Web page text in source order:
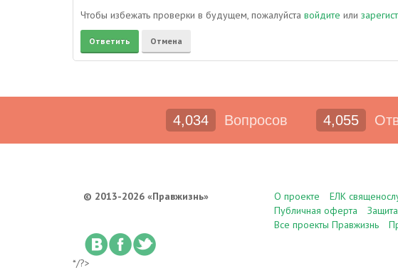
Чтобы избежать проверки в будущем, пожалуйста войдите или
4,034 Вопросов 4,055
© 2013-2026 «Правжизнь» О проекте ЕЛК
Публичная оферта
Все проекты Правжизнь
*/?>